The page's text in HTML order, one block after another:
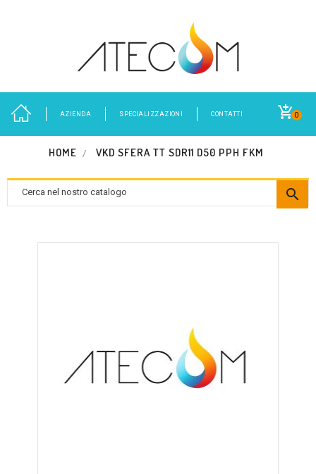
0
AZIENDA SPECIALIZZAZIONI CONTATTI
HOME VKD SFERA TT SDR11 D50 PPH FKM
